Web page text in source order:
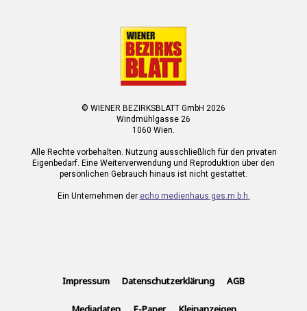
© WIENER BEZIRKSBLATT GmbH 2026
Windmühlgasse 26
1060 Wien.
Alle Rechte vorbehalten. Nutzung ausschließlich für den privaten
Eigenbedarf. Eine Weiterverwendung und Reproduktion über den
persönlichen Gebrauch hinaus ist nicht gestattet.
Ein Unternehmen der echo medienhaus ges.m.b.h.
Impressum Datenschutzerklärung AGB